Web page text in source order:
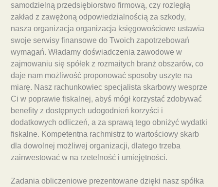
samodzielną przedsiębiorstwo firmową, czy rozległą
zakład z zawężoną odpowiedzialnością za szkody,
nasza organizacja organizacja księgowościowe ustawia
swoje serwisy finansowe do Twoich zapotrzebowań
wymagań. Władamy doświadczenia zawodowe w
zajmowaniu się spółek z rozmaitych branż obszarów, co
daje nam możliwość proponować sposoby uszyte na
miarę. Nasz rachunkowiec specjalista skarbowy wesprze
Ci w poprawie fiskalnej, abyś mógł korzystać zdobywać
benefity z dostępnych udogodnień korzyści i
dodatkowych odliczeń, a za sprawą tego obniżyć wydatki
fiskalne. Kompetentna rachmistrz to wartościowy skarb
dla dowolnej możliwej organizacji, dlatego trzeba
zainwestować w na rzetelność i umiejętności.
Zadania obliczeniowe prezentowane dzięki nasz spółka